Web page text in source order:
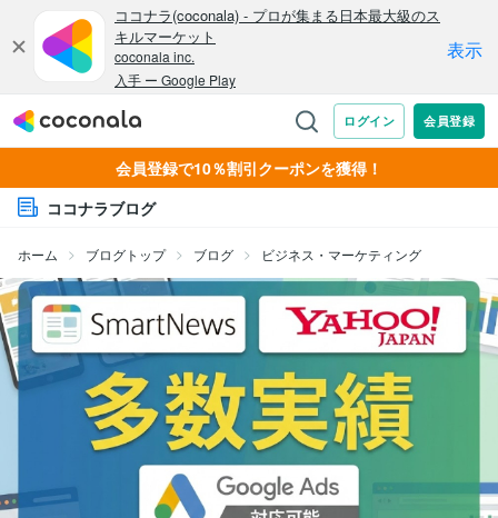
会員登録で10％割引クーポンを獲得！
ココナラブログ
ホーム ブログトップ ブログ ビジネス・マーケティング